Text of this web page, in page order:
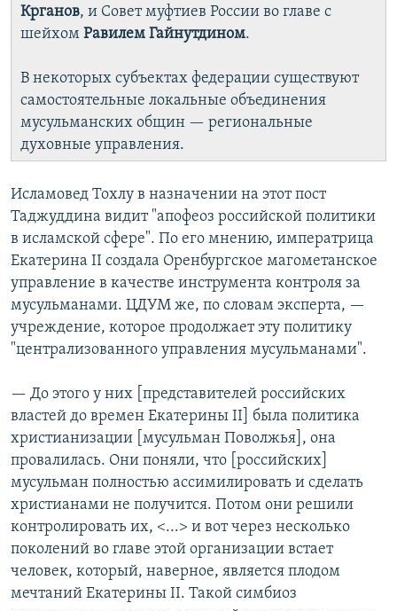
Крганов, и Совет муфтиев России во главе с
шейхом Равилем Гайнутдином.
В некоторых субъектах федерации существуют
самостоятельные локальные объединения
мусульманских общин — региональные
духовные управления.
Исламовед Тохлу в назначении на этот пост
Таджуддина видит "апофеоз российской политики
в исламской сфере". По его мнению, императрица
Екатерина II создала Оренбургское магометанское
управление в качестве инструмента контроля за
мусульманами. ЦДУМ же, по словам эксперта, —
учреждение, которое продолжает эту политику
"централизованного управления мусульманами".
— До этого у них [представителей российских
властей до времен Екатерины II] была политика
христианизации [мусульман Поволжья], она
провалилась. Они поняли, что [российских]
мусульман полностью ассимилировать и сделать
христианами не получится. Потом они решили
контролировать их, <...> и вот через несколько
поколений во главе этой организации встает
человек, который, наверное, является плодом
мечтаний Екатерины II. Такой симбиоз